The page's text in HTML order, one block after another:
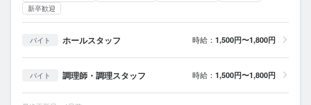
新卒歓迎
バイト ホールスタッフ 時給： 1,500円〜1,800円
バイト 調理師・調理スタッフ 時給： 1,500円〜1,800円